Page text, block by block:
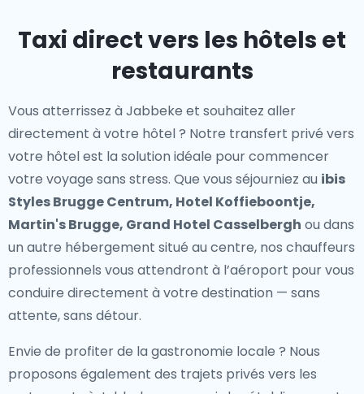
Taxi direct vers les hôtels et
restaurants
Vous atterrissez à Jabbeke et souhaitez aller
directement à votre hôtel ? Notre transfert privé vers
votre hôtelest la solution idéale pour commencer
votre voyage sans stress. Que vous séjourniez au ibis
Styles Brugge Centrum, Hotel Koffieboontje,
Martin's Brugge, Grand Hotel Casselbergh ou dans
un autre hébergement situé au centre, nos chauffeurs
professionnels vous attendront à l’aéroport pour vous
conduire directement à votre destination — sans
attente, sans détour.
Envie de profiter de la gastronomie locale ? Nous
proposons également des trajets privés vers les